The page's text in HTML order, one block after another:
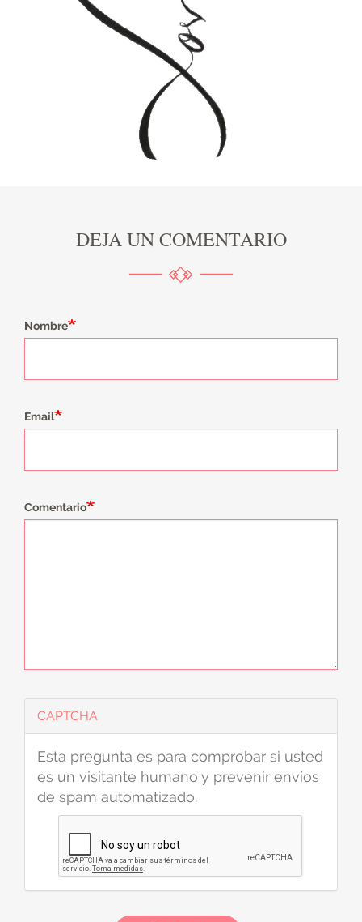
DEJA UN COMENTARIO
Nombre
Email
Comentario
CAPTCHA
Esta pregunta es para comprobar si usted
es un visitante humano y prevenir envíos
de spam automatizado.